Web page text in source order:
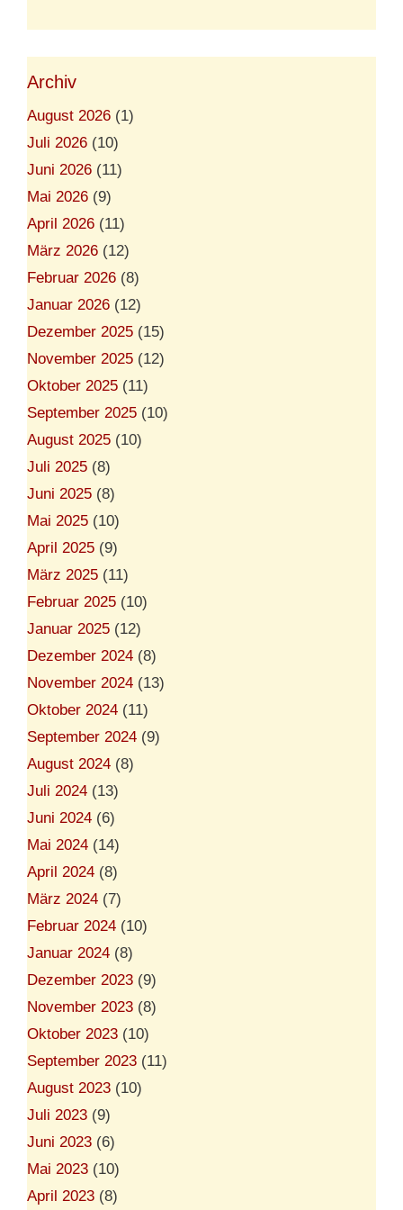
Archiv
August 2026 (1)
Juli 2026 (10)
Juni 2026 (11)
Mai 2026 (9)
April 2026 (11)
März 2026 (12)
Februar 2026 (8)
Januar 2026 (12)
Dezember 2025 (15)
November 2025 (12)
Oktober 2025 (11)
September 2025 (10)
August 2025 (10)
Juli 2025 (8)
Juni 2025 (8)
Mai 2025 (10)
April 2025 (9)
März 2025 (11)
Februar 2025 (10)
Januar 2025 (12)
Dezember 2024 (8)
November 2024 (13)
Oktober 2024 (11)
September 2024 (9)
August 2024 (8)
Juli 2024 (13)
Juni 2024 (6)
Mai 2024 (14)
April 2024 (8)
März 2024 (7)
Februar 2024 (10)
Januar 2024 (8)
Dezember 2023 (9)
November 2023 (8)
Oktober 2023 (10)
September 2023 (11)
August 2023 (10)
Juli 2023 (9)
Juni 2023 (6)
Mai 2023 (10)
April 2023 (8)